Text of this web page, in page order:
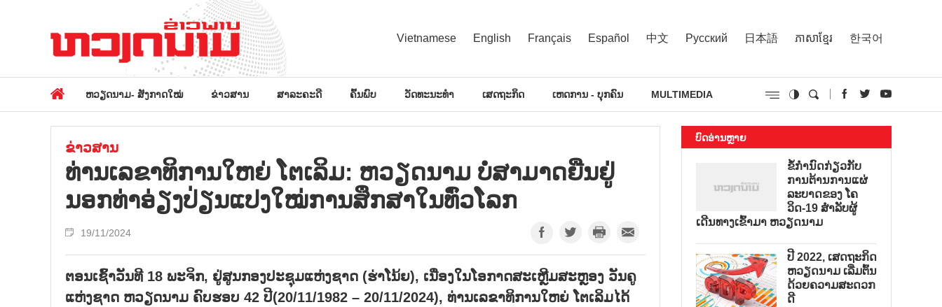
Vietnamese English Français Español 中文 Русский 日本語 ភាសាខ្មែរ 한국어
ຫວຽດນາມ- ສັງກາດໃໝ່ ຂ່າວສານ ສາລະຄະດີ ຄົ້ນພົບ ວັດທະນະທຳ ເສດຖະກິດ ເຫດການ - ບຸກຄົນ MULTIMEDIA
ຂ່າວສານ
ທ່ານ​ເລ​ຂາ​ທິ​ການ​ໃຫຍ່ ໂຕ​ເລິມ: ຫວຽດ​ນາມ ບໍ່​ສາ​ມາດ​ຍືນ​ຢູ່
ນອກ​ທ່າອ​່ຽງ​ປ່ຽນ​ແປງ​ໃໝ່​ການ​ສຶກ​ສາ​ໃນ​ທົ່ວ​ໂລກ
19/11/2024
ຕອນເຊົ້າວັນທີ 18 ພະຈິກ, ຢູ່ສູນກອງປະຊຸມແຫ່ງຊາດ (ຮ່າໂນ້ຍ), ເນື່ອງໃນໂອກາດສະເຫຼີມສະຫຼອງ ວັນຄູ
ແຫ່ງຊາດ ຫວຽດນາມ ຄົບຮອບ 42 ປີ(20/11/1982 – 20/11/2024), ທ່ານເລຂາທິການໃຫຍ່ ໂຕເລິມໄດ້
ບົດອ່ານຫຼາຍ
ຂໍ້ກຳນົດກ່ຽວກັບ
ການຕ້ານການແຜ່
ລະບາດຂອງ ໂຄ
ວິດ-19 ສຳລັບຜູ້
ເດີນທາງເຂົ້າມາ ຫວຽດນາມ
ປີ 2022, ເສດຖະກິດ
ຫວຽດນາມ ເລີ່ມຕົ້ນ
ດ້ວຍຄວາມສະດວກ
ດີ